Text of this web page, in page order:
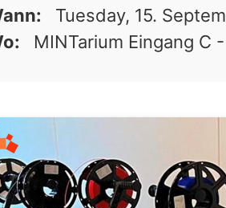
Tuesday, 15.
MINTarium Eingang C